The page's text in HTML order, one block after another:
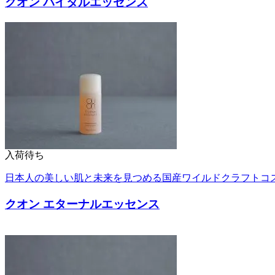
入荷待ち
日本人の美しい肌と未来を見つめる国産ワイルドクラフトコ
クオン エターナルエッセンス